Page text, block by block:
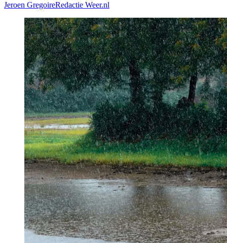
Jeroen GregoireRedactie Weer.nl